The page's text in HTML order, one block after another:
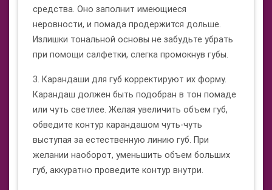
средства. Оно заполнит имеющиеся
неровности, и помада продержится дольше.
Излишки тональной основы не забудьте убрать
при помощи салфетки, слегка промокнув губы.
3. Карандаши для губ корректируют их форму.
Карандаш должен быть подобран в тон помаде
или чуть светлее. Желая увеличить объем губ,
обведите контур карандашом чуть-чуть
выступая за естественную линию губ. При
желании наоборот, уменьшить объем больших
губ, аккуратно проведите контур внутри.